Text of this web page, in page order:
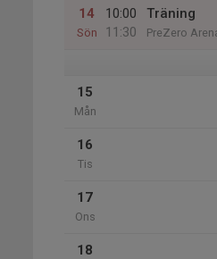
14
Sön
10:00
11:30
Träning
PreZero
15
Mån
16
Tis
17
Ons
18